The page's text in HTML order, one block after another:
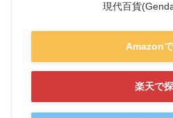
現代百貨
Amazon
楽天で